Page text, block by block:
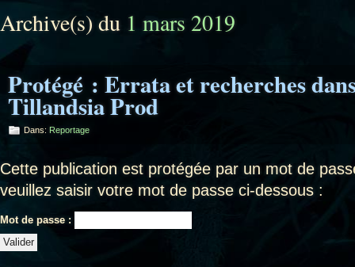
Archive(s) du 1 mars 2019
Protégé : Errata et recherches
Tillandsia Prod
Dans: Reportage
Cette publication est protégée par un mot de
veuillez saisir votre mot de passe ci-dessous :
Mot de passe :